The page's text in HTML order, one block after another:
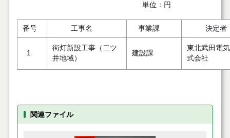
単位：円
番号 工事名 事業課 決定者
1
街灯新設工事（二ツ
井地域）
建設課
東北武田電
式会社
関連ファイル